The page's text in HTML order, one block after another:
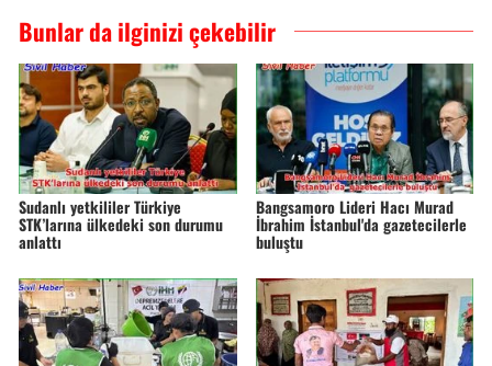
Bunlar da ilginizi çekebilir
Sudanlı yetkililer Türkiye
STK’larına ülkedeki son durumu
anlattı
Bangsamoro Lideri Hacı Murad
İbrahim İstanbul'da gazetecilerle
buluştu